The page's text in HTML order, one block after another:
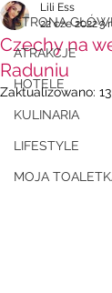
STRONA
ATRAKCJE
HOTELE
KULINARIA
LIFESTYLE
MOJA
Czechy na
Raduniu
Lili Ess
22 cze 20223
Zaktualizowano: